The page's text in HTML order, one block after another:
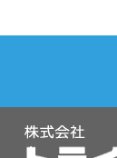
ビ
ー
シ